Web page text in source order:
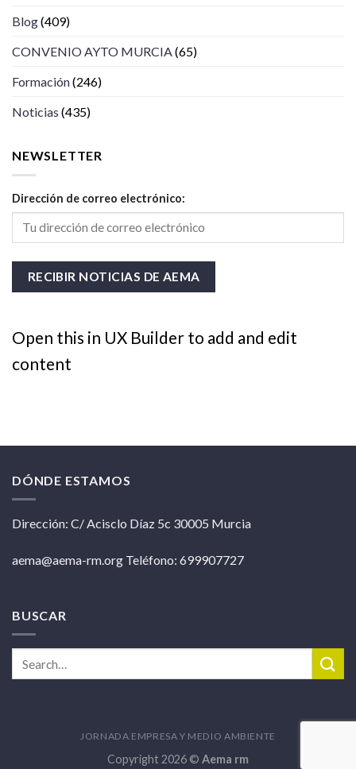
Blog(409)
CONVENIO AYTO MURCIA(65)
Formación(246)
Noticias (435)
NEWSLETTER
Dirección de correo electrónico:
Open this in UX Builder to add and edit
content
DÓNDE ESTAMOS
Dirección: C/ Acisclo Díaz 5c 30005 Murcia
aema@aema-rm.org Teléfono: 699907727
BUSCAR
JORNADA EMPRESA Y MEDIO AMBIENTE
Copyright 2026 © Aema rm